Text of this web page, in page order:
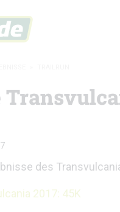
des
2017: 45K